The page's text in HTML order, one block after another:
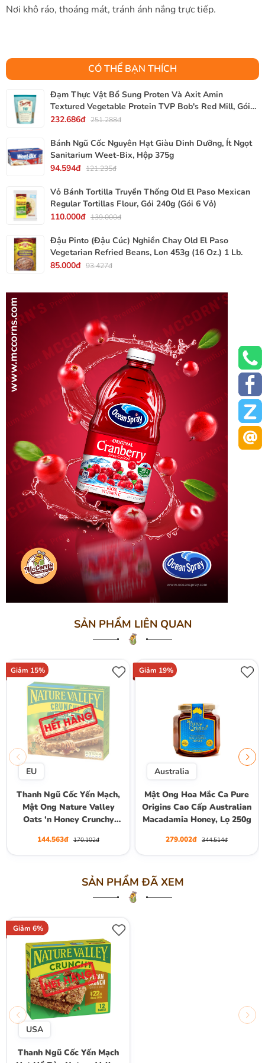
Nơi khô ráo, thoáng mát, tránh ánh nắng trực tiếp.
CÓ THỂ BẠN THÍCH
Đạm Thực Vật Bổ Sung Proten Và Axit Amin
Textured Vegetable Protein TVP Bob's Red Mill, Gói
340g, 12 Oz.
232.686đ 251.288đ
Bánh Ngũ Cốc Nguyên Hạt Giàu Dinh Dưỡng, Ít Ngọt
Sanitarium Weet-Bix, Hộp 375g
94.594đ 121.235đ
Vỏ Bánh Tortilla Truyền Thống Old El Paso Mexican
Regular Tortillas Flour, Gói 240g (Gói 6 Vỏ)
110.000đ 139.000đ
Đậu Pinto (Đậu Cúc) Nghiền Chay Old El Paso
Vegetarian Refried Beans, Lon 453g (16 Oz.) 1 Lb.
85.000đ 93.427đ
SẢN PHẨM LIÊN QUAN
Giảm 15%
EU
Thanh Ngũ Cốc Yến Mạch,
Mật Ong Nature Valley
Oats 'n Honey Crunchy
Thanh (5 Gói) , Hộp 210g
144.563đ 170.102đ
Giảm 19%
Australia
Mật Ong Hoa Mắc Ca Pure
Origins Cao Cấp Australian
Macadamia Honey, Lọ 250g
279.002đ 344.514đ
SẢN PHẨM ĐÃ XEM
Giảm 6%
USA
Thanh Ngũ Cốc Yến Mạch